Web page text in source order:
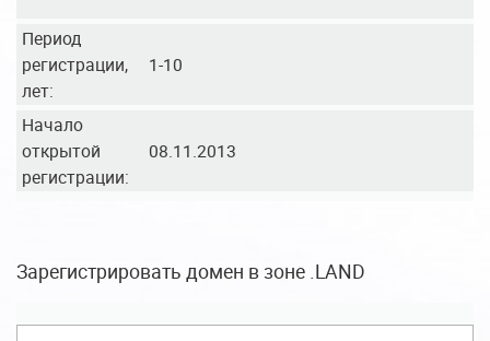
Период
регистрации,
лет:
1-10
Начало
открытой
регистрации:
08.11.2013
Зарегистрировать домен в зоне .LAND